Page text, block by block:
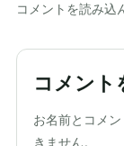
コメントを読み込
コメント
お名前とコメ
きません。
ウェブサイト